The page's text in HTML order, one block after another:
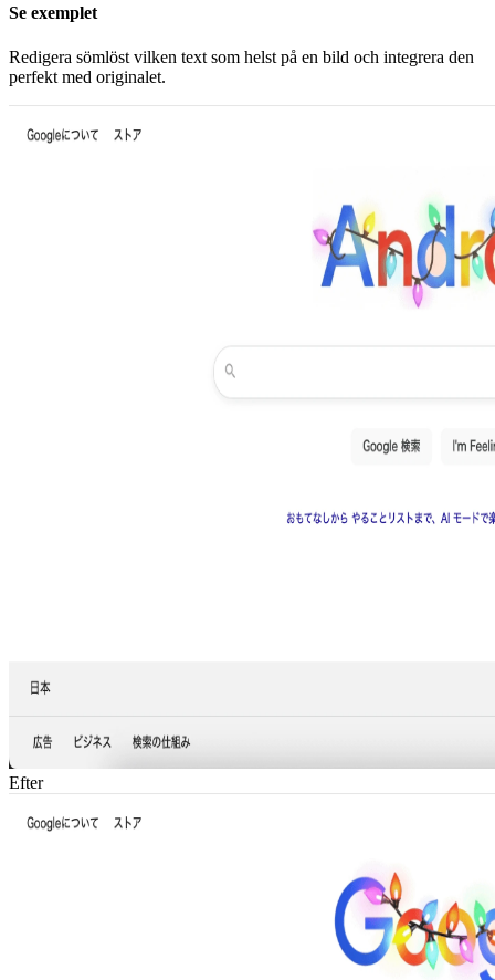
Se exemplet
Redigera sömlöst vilken text som helst på en bild och integrera den
perfekt med originalet.
Efter